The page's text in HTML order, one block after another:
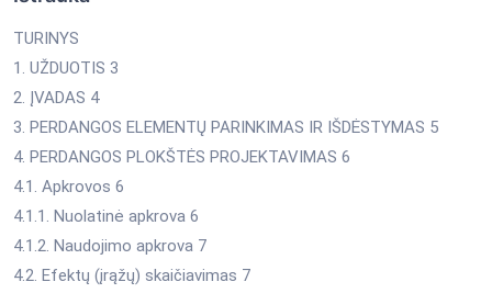
TURINYS
1. UŽDUOTIS 3
2. ĮVADAS 4
3. PERDANGOS ELEMENTŲ PARINKIMAS IR IŠDĖSTYMAS 5
4. PERDANGOS PLOKŠTĖS PROJEKTAVIMAS 6
4.1. Apkrovos 6
4.1.1. Nuolatinė apkrova 6
4.1.2. Naudojimo apkrova 7
4.2. Efektų (įrąžų) skaičiavimas 7